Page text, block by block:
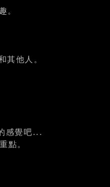
。
他人。
感覺吧...
點。